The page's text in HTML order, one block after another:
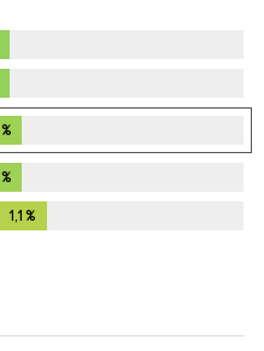
%
%
1,1 %